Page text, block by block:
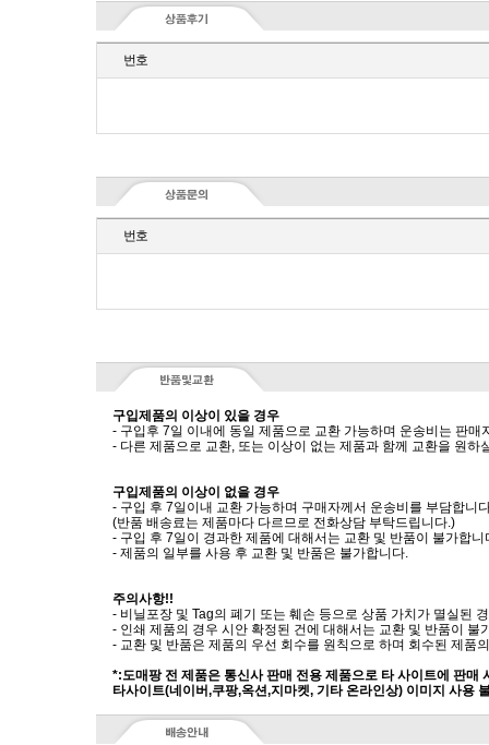
번호
번호
구입제품의 이상이 있을 경우
- 구입후 7일 이내에 동일 제품으로 교환 가능하며 운송비는 판매
- 다른 제품으로 교환, 또는 이상이 없는 제품과 함께 교환을 원하
구입제품의 이상이 없을 경우
- 구입 후 7일이내 교환 가능하며 구매자께서 운송비를 부담합니
(반품 배송료는 제품마다 다르므로 전화상담 부탁드립니다.)
- 구입 후 7일이 경과한 제품에 대해서는 교환 및 반품이 불가합니
- 제품의 일부를 사용 후 교환 및 반품은 불가합니다.
주의사항!!
- 비닐포장 및 Tag의 폐기 또는 훼손 등으로 상품 가치가 멸실된
- 인쇄 제품의 경우 시안 확정된 건에 대해서는 교환 및 반품이 불
- 교환 및 반품은 제품의 우선 회수를 원칙으로 하며 회수된 제품
*:도매팡 전 제품은 통신사 판매 전용 제품으로 타 사이트에 판매
타사이트(네이버,쿠팡,옥션,지마켓, 기타 온라인상) 이미지 사용